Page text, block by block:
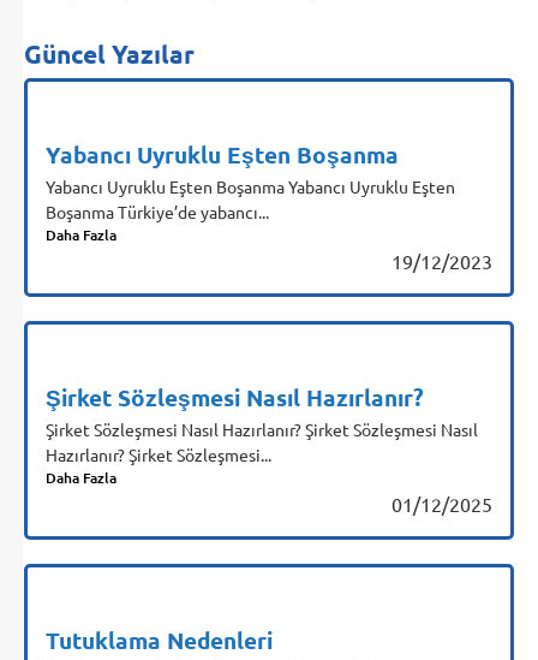
Güncel Yazılar
Yabancı Uyruklu Eşten Boşanma
Yabancı Uyruklu Eşten Boşanma Yabancı Uyruklu Eşten
Boşanma Türkiye’de yabancı...
Daha Fazla
19/12/2023
Şirket Sözleşmesi Nasıl Hazırlanır?
Şirket Sözleşmesi Nasıl Hazırlanır? Şirket Sözleşmesi Nasıl
Hazırlanır? Şirket Sözleşmesi...
Daha Fazla
01/12/2025
Tutuklama Nedenleri